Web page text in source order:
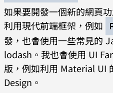
如果要開發一個新的網頁
利用現代前端框架，例如
發，也會使用一些常見的
lodash。我也會使用 UI
版，例如利用 Material UI
Design。